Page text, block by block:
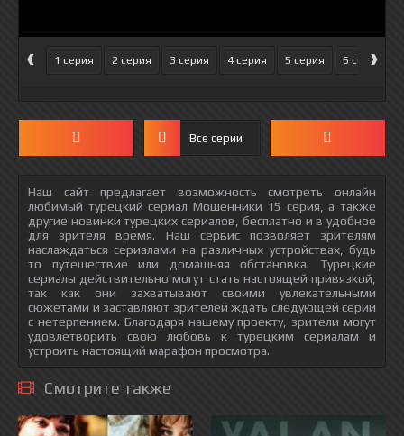
‹ 1 серия 2 серия 3 серия 4 серия 5 серия 6 серия
›
Все серии
Наш сайт предлагает возможность смотреть онлайн
любимый турецкий сериал Мошенники 15 серия, а также
другие новинки турецких сериалов, бесплатно и в удобное
для зрителя время. Наш сервис позволяет зрителям
наслаждаться сериалами на различных устройствах, будь
то путешествие или домашняя обстановка. Турецкие
сериалы действительно могут стать настоящей привязкой,
так как они захватывают своими увлекательными
сюжетами и заставляют зрителей ждать следующей серии
с нетерпением. Благодаря нашему проекту, зрители могут
удовлетворить свою любовь к турецким сериалам и
устроить настоящий марафон просмотра.
Смотрите также